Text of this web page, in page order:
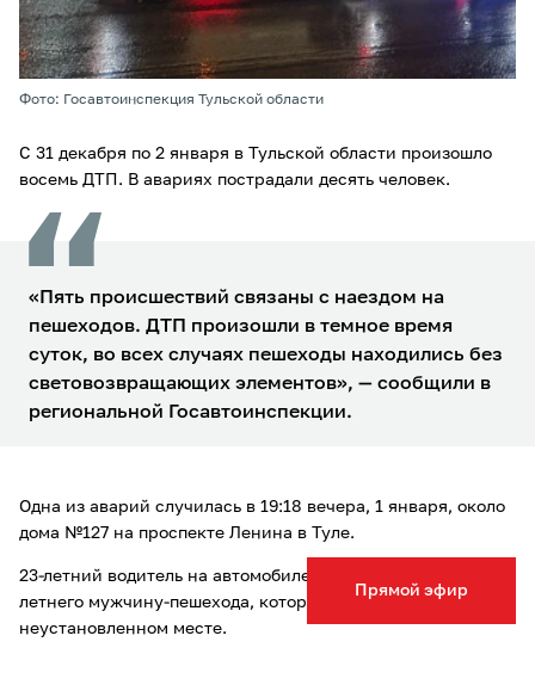
Прямой эфир
Фото: Госавтоинспекция Тульской области
С 31 декабря по 2 января в Тульской области произошло
восемь ДТП. В авариях пострадали десять человек.
«Пять происшествий связаны с наездом на
пешеходов. ДТП произошли в темное время
суток, во всех случаях пешеходы находились без
световозвращающих элементов», — сообщили в
региональной Госавтоинспекции.
Одна из аварий случилась в 19:18 вечера, 1 января, около
дома №127 на проспекте Ленина в Туле.
23-летний водитель на автомобиле HAVAL F7 наехал на 53-
летнего мужчину-пешехода, который переходил дорогу в
неустановленном месте.